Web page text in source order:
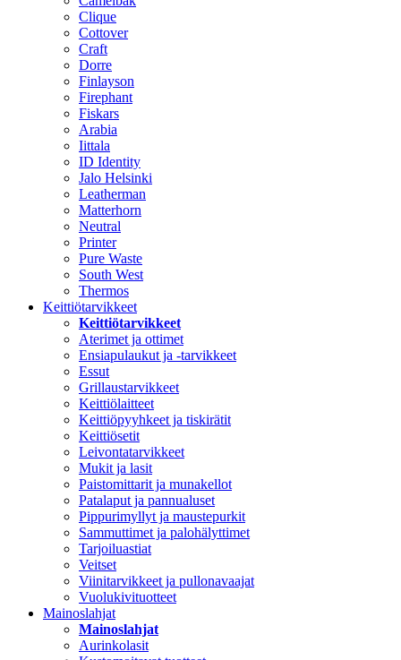
Clique
Cottover
Craft
Dorre
Finlayson
Firephant
Fiskars
Arabia
Iittala
ID Identity
Jalo Helsinki
Leatherman
Matterhorn
Neutral
Printer
Pure Waste
South West
Thermos
Keittiötarvikkeet
Keittiötarvikkeet
Aterimet ja ottimet
Ensiapulaukut ja -tarvikkeet
Essut
Grillaustarvikkeet
Keittiölaitteet
Keittiöpyyhkeet ja tiskirätit
Keittiösetit
Leivontatarvikkeet
Mukit ja lasit
Paistomittarit ja munakellot
Patalaput ja pannualuset
Pippurimyllyt ja maustepurkit
Sammuttimet ja palohälyttimet
Tarjoiluastiat
Veitset
Viinitarvikkeet ja pullonavaajat
Vuolukivituotteet
Mainoslahjat
Mainoslahjat
Aurinkolasit